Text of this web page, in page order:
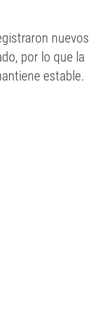
nuevos
por lo que la
estable.